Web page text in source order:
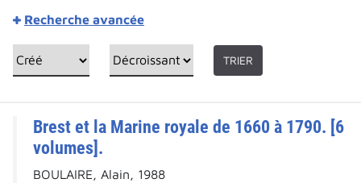
Recherche avancée
TRIER
Brest et la Marine royale de 1660 à 1790. [6
volumes].
BOULAIRE, Alain, 1988